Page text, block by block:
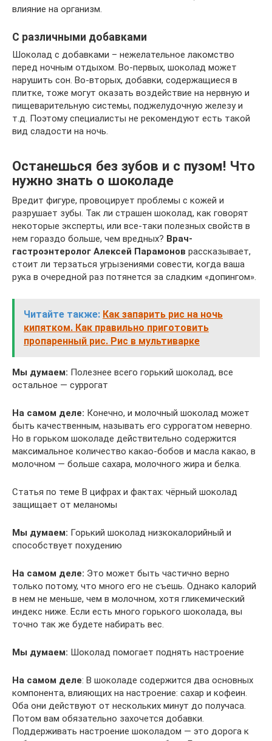
влияние на организм.
С различными добавками
Шоколад с добавками – нежелательное лакомство
перед ночным отдыхом. Во-первых, шоколад может
нарушить сон. Во-вторых, добавки, содержащиеся в
плитке, тоже могут оказать воздействие на нервную и
пищеварительную системы, поджелудочную железу и
т.д. Поэтому специалисты не рекомендуют есть такой
вид сладости на ночь.
Останешься без зубов и с пузом! Что
нужно знать о шоколаде
Вредит фигуре, провоцирует проблемы с кожей и
разрушает зубы. Так ли страшен шоколад, как говорят
некоторые эксперты, или все-таки полезных свойств в
нем гораздо больше, чем вредных? Врач-
гастроэнтеролог Алексей Парамонов рассказывает,
стоит ли терзаться угрызениями совести, когда ваша
рука в очередной раз потянется за сладким «допингом».
Читайте также: Как запарить рис на ночь
кипятком. Как правильно приготовить
пропаренный рис. Рис в мультиварке
Мы думаем: Полезнее всего горький шоколад, все
остальное — суррогат
На самом деле: Конечно, и молочный шоколад может
быть качественным, называть его суррогатом неверно.
Но в горьком шоколаде действительно содержится
максимальное количество какао-бобов и масла какао, в
молочном — больше сахара, молочного жира и белка.
Статья по теме В цифрах и фактах: чёрный шоколад
защищает от меланомы
Мы думаем: Горький шоколад низкокалорийный и
способствует похудению
На самом деле: Это может быть частично верно
только потому, что много его не съешь. Однако калорий
в нем не меньше, чем в молочном, хотя гликемический
индекс ниже. Если есть много горького шоколада, вы
точно так же будете набирать вес.
Мы думаем: Шоколад помогает поднять настроение
На самом деле: В шоколаде содержится два основных
компонента, влияющих на настроение: сахар и кофеин.
Оба они действуют от нескольких минут до получаса.
Потом вам обязательно захочется добавки.
Поддерживать настроение шоколадом — это дорога к